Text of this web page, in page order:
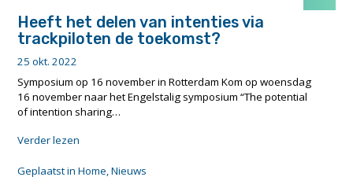
Heeft het delen van intenties via
trackpiloten de toekomst?
25 okt. 2022
Symposium op 16 november in Rotterdam Kom op woensdag
16 november naar het Engelstalig symposium “The potential
of intention sharing…
Verder lezen
delen
Geplaatst inHome,Nieuws